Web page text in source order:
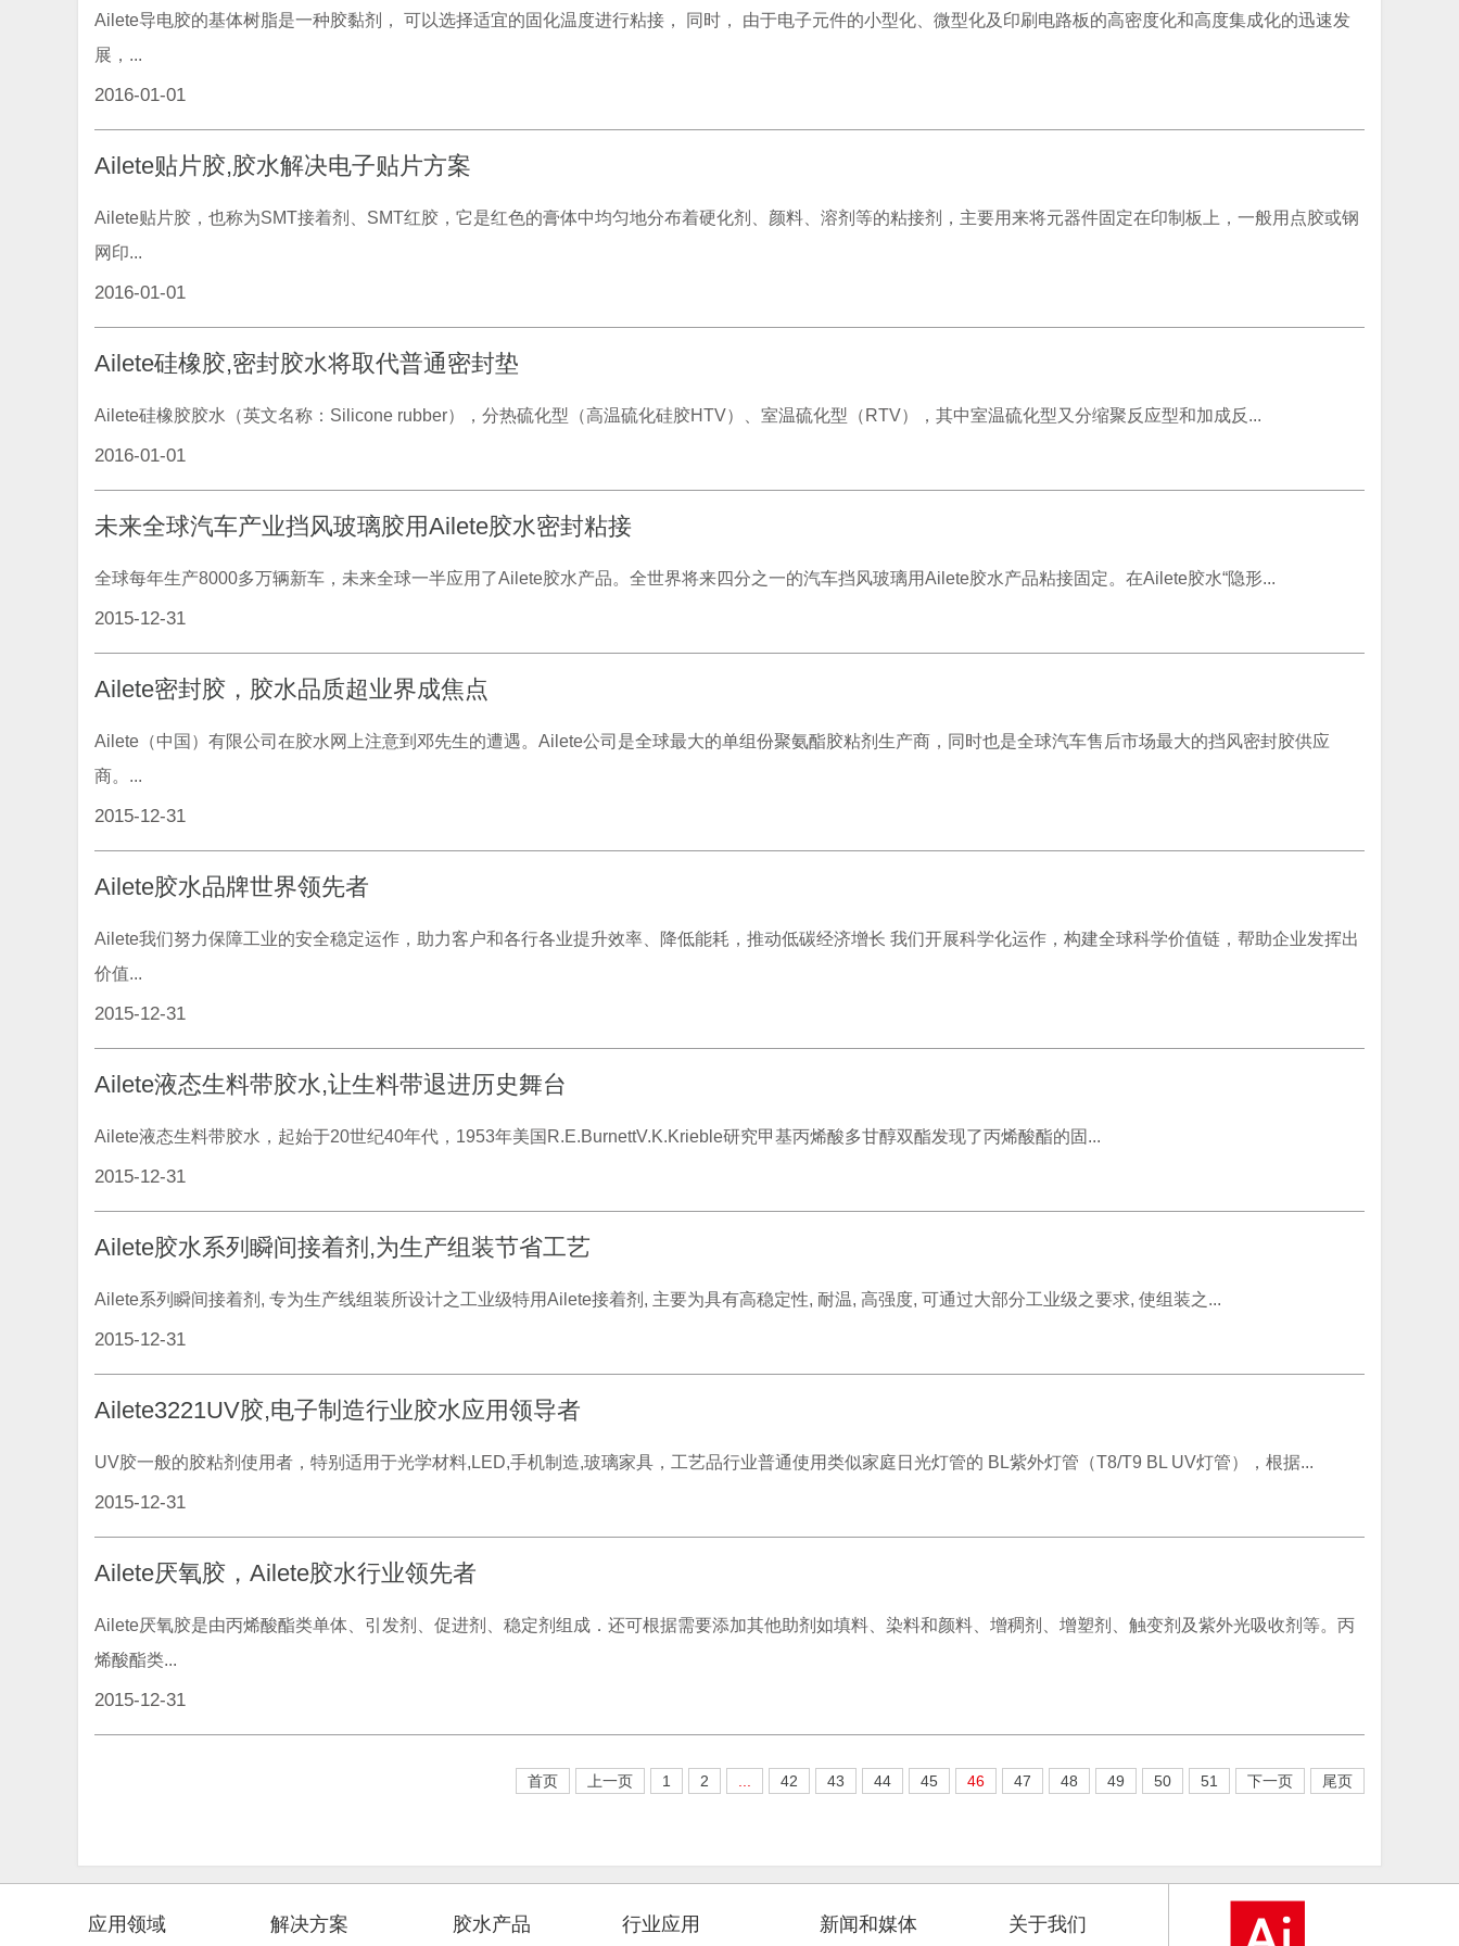
Ailete导电胶的基体树脂是一种胶黏剂， 可以选择适宜的固化温度进行粘接， 同时， 由于电子元件的小型化、微型化及印刷电路板的高密度化和高度集成化的迅速发
展，...
2016-01-01
Ailete贴片胶,胶水解决电子贴片方案
Ailete贴片胶，也称为SMT接着剂、SMT红胶，它是红色的膏体中均匀地分布着硬化剂、颜料、溶剂等的粘接剂，主要用来将元器件固定在印制板上，一般用点胶或钢
网印...
2016-01-01
Ailete硅橡胶,密封胶水将取代普通密封垫
Ailete硅橡胶胶水（英文名称：Silicone rubber），分热硫化型（高温硫化硅胶HTV）、室温硫化型（RTV），其中室温硫化型又分缩聚反应型和加成反...
2016-01-01
未来全球汽车产业挡风玻璃胶用Ailete胶水密封粘接
全球每年生产8000多万辆新车，未来全球一半应用了Ailete胶水产品。全世界将来四分之一的汽车挡风玻璃用Ailete胶水产品粘接固定。在Ailete胶水“隐形...
2015-12-31
Ailete密封胶，胶水品质超业界成焦点
Ailete（中国）有限公司在胶水网上注意到邓先生的遭遇。Ailete公司是全球最大的单组份聚氨酯胶粘剂生产商，同时也是全球汽车售后市场最大的挡风密封胶供应
商。...
2015-12-31
Ailete胶水品牌世界领先者
Ailete我们努力保障工业的安全稳定运作，助力客户和各行各业提升效率、降低能耗，推动低碳经济增长 我们开展科学化运作，构建全球科学价值链，帮助企业发挥出
价值...
2015-12-31
Ailete液态生料带胶水,让生料带退进历史舞台
Ailete液态生料带胶水，起始于20世纪40年代，1953年美国R.E.BurnettV.K.Krieble研究甲基丙烯酸多甘醇双酯发现了丙烯酸酯的固...
2015-12-31
Ailete胶水系列瞬间接着剂,为生产组装节省工艺
Ailete系列瞬间接着剂, 专为生产线组装所设计之工业级特用Ailete接着剂, 主要为具有高稳定性, 耐温, 高强度, 可通过大部分工业级之要求, 使组装之...
2015-12-31
Ailete3221UV胶,电子制造行业胶水应用领导者
UV胶一般的胶粘剂使用者，特别适用于光学材料,LED,手机制造,玻璃家具，工艺品行业普通使用类似家庭日光灯管的 BL紫外灯管（T8/T9 BL UV灯管），根据...
2015-12-31
Ailete厌氧胶，Ailete胶水行业领先者
Ailete厌氧胶是由丙烯酸酯类单体、引发剂、促进剂、稳定剂组成．还可根据需要添加其他助剂如填料、染料和颜料、增稠剂、增塑剂、触变剂及紫外光吸收剂等。丙
烯酸酯类...
2015-12-31
首页 上一页 1 2 42 43 44 45 46 47 48 49 50 51 下一页 尾页
应用领域 解决方案 胶水产品 行业应用 新闻和媒体 关于我们